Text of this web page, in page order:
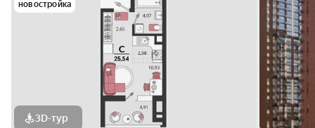
новостройка
3D-тур